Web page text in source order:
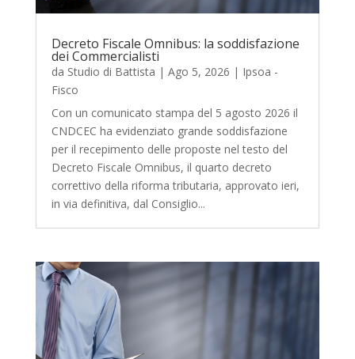
Decreto Fiscale Omnibus: la soddisfazione
dei Commercialisti
da Studio di Battista | Ago 5, 2026 | Ipsoa -
Fisco
Con un comunicato stampa del 5 agosto 2026 il
CNDCEC ha evidenziato grande soddisfazione
per il recepimento delle proposte nel testo del
Decreto Fiscale Omnibus, il quarto decreto
correttivo della riforma tributaria, approvato ieri,
in via definitiva, dal Consiglio...